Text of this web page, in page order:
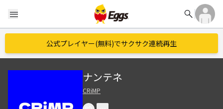
menu search
公式プレイヤー(無料)でサクサク連続再生
ナンテネ
CRiMP